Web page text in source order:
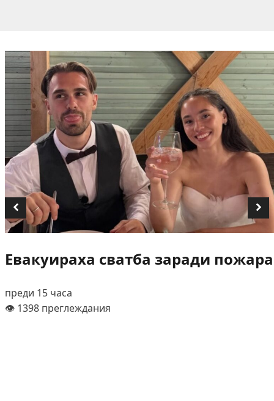
Евакуираха сватба заради
преди 15 часа
👁️ 1398 преглеждания